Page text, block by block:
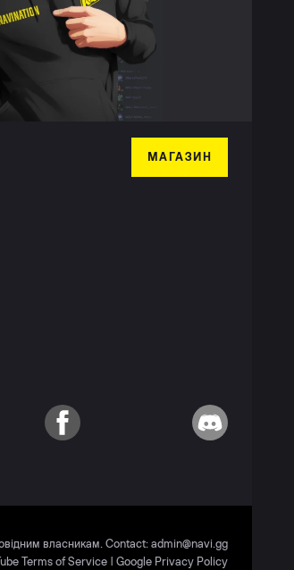
МАГАЗИН
Facebook Discord
власникам. Contact: admin@navi.gg
Terms of Service Google Privacy Policy